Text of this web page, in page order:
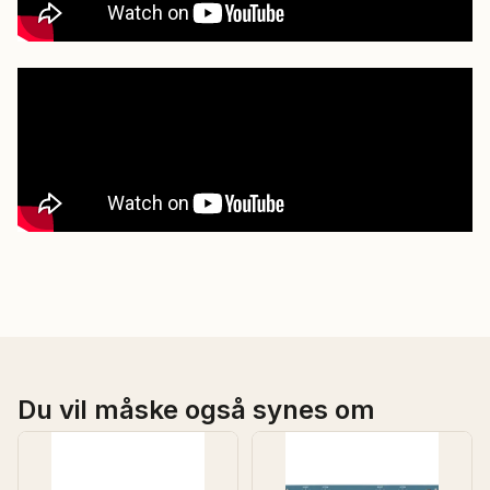
Du vil måske også synes om